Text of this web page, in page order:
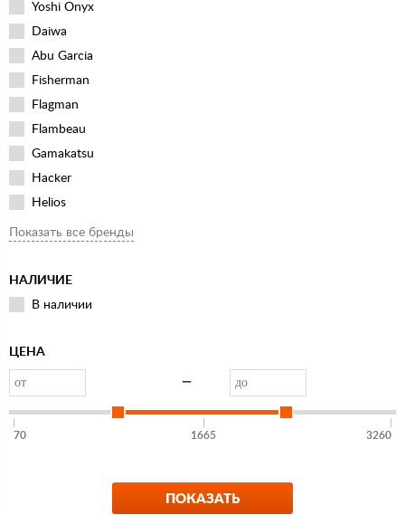
Yoshi Onyx
Daiwa
Abu Garcia
Fisherman
Flagman
Flambeau
Gamakatsu
Hacker
Helios
HITFISH
MEIHO
Plano
Salmo
Spro
Авто-транс
Показать все бренды
НАЛИЧИЕ
В наличии
ЦЕНА
—
70 1665 3260